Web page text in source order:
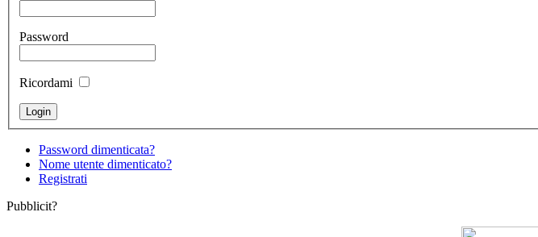
Password
Ricordami
Password dimenticata?
Nome utente dimenticato?
Registrati
Pubblicit?